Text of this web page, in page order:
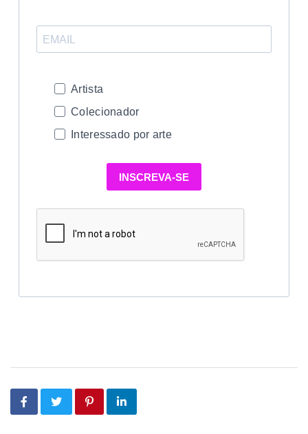
Artista
Colecionador
Interessado por arte
INSCREVA-SE